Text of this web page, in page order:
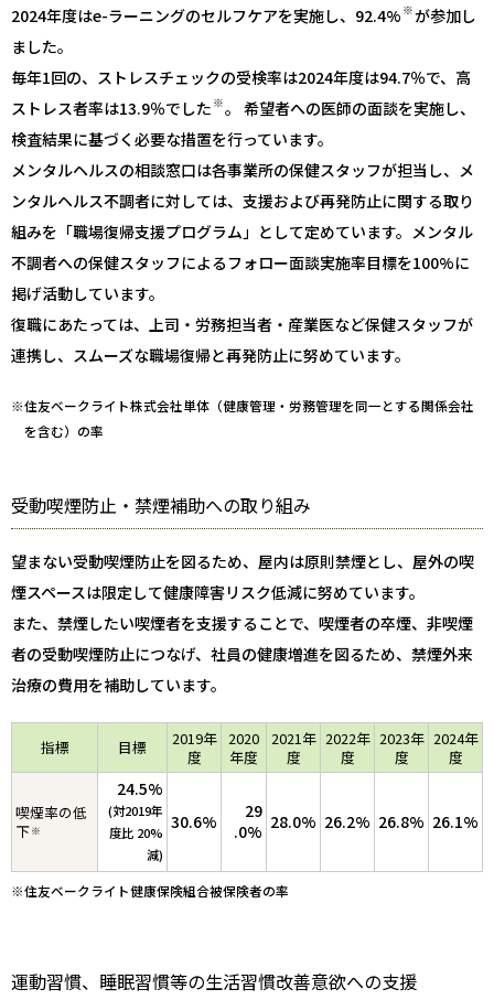
2024年度はe-ラーニングのセルフケアを実施し、92.4% ※が参加し
ました。
毎年1回の、ストレスチェックの受検率は2024年度は94.7％で、高
ストレス者率は13.9％でした ※。 希望者への医師の面談を実施し、
検査結果に基づく必要な措置を行っています。
メンタルヘルスの相談窓口は各事業所の保健スタッフが担当し、メ
ンタルヘルス不調者に対しては、支援および再発防止に関する取り
組みを「職場復帰支援プログラム」として定めています。メンタル
不調者への保健スタッフによるフォロー面談実施率目標を100%に
掲げ活動しています。
復職にあたっては、上司・労務担当者・産業医など保健スタッフが
連携し、スムーズな職場復帰と再発防止に努めています。
※住友ベークライト株式会社単体（健康管理・労務管理を同一とする関係会社
を含む）の率
受動喫煙防止・禁煙補助への取り組み
望まない受動喫煙防止を図るため、屋内は原則禁煙とし、屋外の喫
煙スペースは限定して健康障害リスク低減に努めています。
また、禁煙したい喫煙者を支援することで、喫煙者の卒煙、非喫煙
者の受動喫煙防止につなげ、社員の健康増進を図るため、禁煙外来
治療の費用を補助しています。
指標 目標
2019年
度
2020
年度
2021年
度
2022年
度
2023年
度
2024年
度
喫煙率の低
下※
24.5%
(対2019年
度比 20%
減)
30.6%
29
.0% 28.0% 26.2% 26.8% 26.1%
※住友ベークライト健康保険組合被保険者の率
運動習慣、睡眠習慣等の生活習慣改善意欲への支援